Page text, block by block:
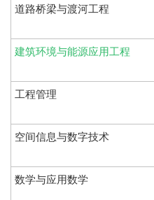
道路桥梁与渡河工程
建筑环境与能源应用工程
工程管理
空间信息与数字技术
数学与应用数学